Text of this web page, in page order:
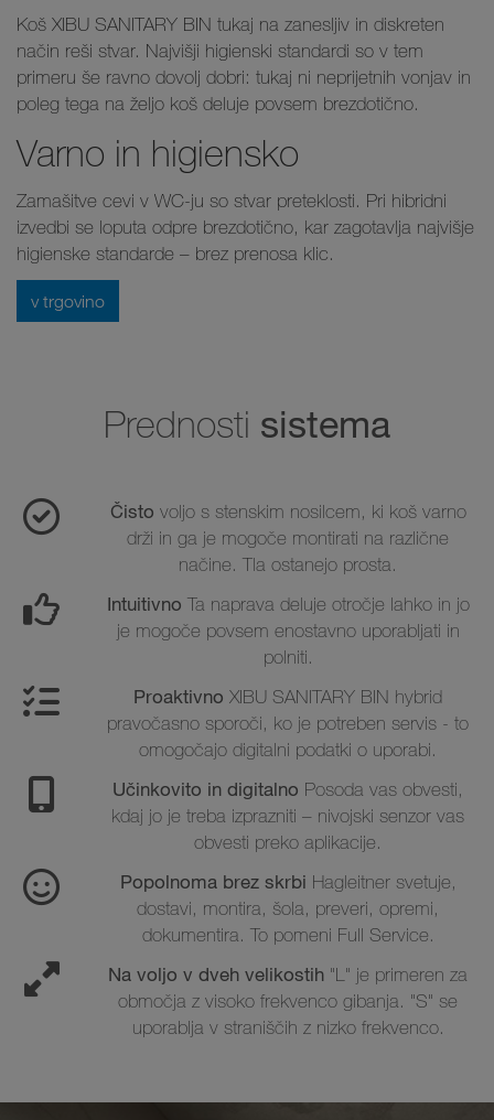
Koš XIBU SANITARY BIN tukaj na zanesljiv in diskreten
način reši stvar. Najvišji higienski standardi so v tem
primeru še ravno dovolj dobri: tukaj ni neprijetnih vonjav in
poleg tega na željo koš deluje povsem brezdotično.
Varno in higiensko
Zamašitve cevi v WC-ju so stvar preteklosti. Pri hibridni
izvedbi se loputa odpre brezdotično, kar zagotavlja najvišje
higienske standarde – brez prenosa klic.
v trgovino
Prednosti sistema
Čisto voljo s stenskim nosilcem, ki koš varno
drži in ga je mogoče montirati na različne
načine. Tla ostanejo prosta.
Intuitivno Ta naprava deluje otročje lahko in jo
je mogoče povsem enostavno uporabljati in
polniti.
ProaktivnoXIBU SANITARY BIN hybrid
pravočasno sporoči, ko je potreben servis - to
omogočajo digitalni podatki o uporabi.
Učinkovito in digitalno Posoda vas obvesti,
kdaj jo je treba izprazniti – nivojski senzor vas
obvesti preko aplikacije.
Popolnoma brez skrbi Hagleitner svetuje,
dostavi, montira, šola, preveri, opremi,
dokumentira. To pomeni Full Service.
Na voljo v dveh velikostih "L" je primeren za
območja z visoko frekvenco gibanja. "S" se
uporablja v straniščih z nizko frekvenco.